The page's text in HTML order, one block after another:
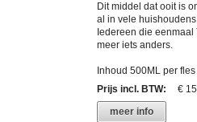
Dit middel dat ooit is
al in vele
Iedereen die
meer iets anders.
Inhoud 500ML per fles
Prijs incl. BTW:
€
meer info